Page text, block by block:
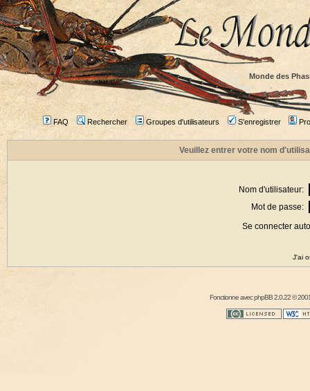
Monde des
FAQ Rechercher Groupes d'utilisateurs S'enregistrer
Veuillez entrer votre nom
Nom d'utilisateur:
Mot de passe:
Se connecter
J'ai
Fonctionne avecphpBB2.0.22 ©